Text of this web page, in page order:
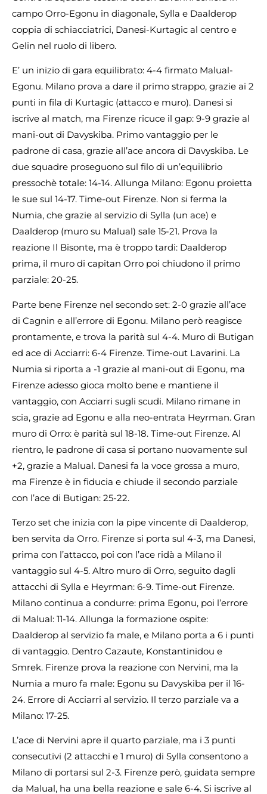
campo Orro-Egonu in diagonale, Sylla e Daalderop
coppia di schiacciatrici, Danesi-Kurtagic al centro e
Gelin nel ruolo di libero.
E’ un inizio di gara equilibrato: 4-4 firmato Malual-
Egonu. Milano prova a dare il primo strappo, grazie ai 2
punti in fila di Kurtagic (attacco e muro). Danesi si
iscrive al match, ma Firenze ricuce il gap: 9-9 grazie al
mani-out di Davyskiba. Primo vantaggio per le
padrone di casa, grazie all’ace ancora di Davyskiba. Le
due squadre proseguono sul filo di un’equilibrio
pressochè totale: 14-14. Allunga Milano: Egonu proietta
le sue sul 14-17. Time-out Firenze. Non si ferma la
Numia, che grazie al servizio di Sylla (un ace) e
Daalderop (muro su Malual) sale 15-21. Prova la
reazione Il Bisonte, ma è troppo tardi: Daalderop
prima, il muro di capitan Orro poi chiudono il primo
parziale: 20-25.
Parte bene Firenze nel secondo set: 2-0 grazie all’ace
di Cagnin e all’errore di Egonu. Milano però reagisce
prontamente, e trova la parità sul 4-4. Muro di Butigan
ed ace di Acciarri: 6-4 Firenze. Time-out Lavarini. La
Numia si riporta a -1 grazie al mani-out di Egonu, ma
Firenze adesso gioca molto bene e mantiene il
vantaggio, con Acciarri sugli scudi. Milano rimane in
scia, grazie ad Egonu e alla neo-entrata Heyrman. Gran
muro di Orro: è parità sul 18-18. Time-out Firenze. Al
rientro, le padrone di casa si portano nuovamente sul
+2, grazie a Malual. Danesi fa la voce grossa a muro,
ma Firenze è in fiducia e chiude il secondo parziale
con l’ace di Butigan: 25-22.
Terzo set che inizia con la pipe vincente di Daalderop,
ben servita da Orro. Firenze si porta sul 4-3, ma Danesi,
prima con l’attacco, poi con l’ace ridà a Milano il
vantaggio sul 4-5. Altro muro di Orro, seguito dagli
attacchi di Sylla e Heyrman: 6-9. Time-out Firenze.
Milano continua a condurre: prima Egonu, poi l’errore
di Malual: 11-14. Allunga la formazione ospite:
Daalderop al servizio fa male, e Milano porta a 6 i punti
di vantaggio. Dentro Cazaute, Konstantinidou e
Smrek. Firenze prova la reazione con Nervini, ma la
Numia a muro fa male: Egonu su Davyskiba per il 16-
24. Errore di Acciarri al servizio. Il terzo parziale va a
Milano: 17-25.
L’ace di Nervini apre il quarto parziale, ma i 3 punti
consecutivi (2 attacchi e 1 muro) di Sylla consentono a
Milano di portarsi sul 2-3. Firenze però, guidata sempre
da Malual, ha una bella reazione e sale 6-4. Si iscrive al